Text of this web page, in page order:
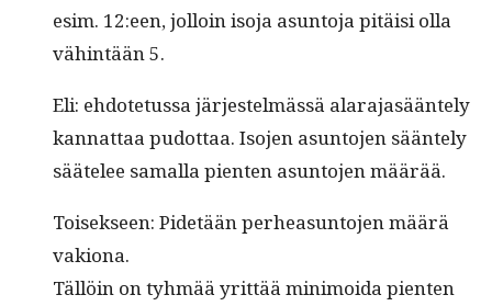
esim. 12:een, jol­loin iso­ja asun­to­ja pitäisi olla
vähin­tään 5.
Eli: ehdote­tus­sa jär­jestelmässä alara­jasään­te­ly
kan­nat­taa pudot­taa. Iso­jen asun­to­jen sään­te­ly
säätelee samal­la pien­ten asun­to­jen määrää.
Toisek­seen: Pide­tään per­hea­sun­to­jen määrä
vakiona.
Täl­löin on tyh­mää yrit­tää min­i­moi­da pien­ten